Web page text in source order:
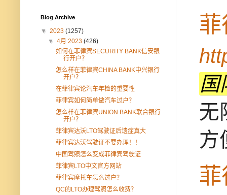
国
无
方
Blog Archive
▼ 2023 (1257)
▼4月 2023(426)
如何在菲律宾SECURITY BANK信安银
行开户？
怎么样在菲律宾CHINA BANK中兴银行
开户？
在菲律宾论汽车年检的重要性
菲律宾如何简单做汽车过户？
怎么样在菲律宾UNION BANK联合银行
开户？
菲律宾达沃LTO驾驶证后遗症真大
菲律宾达沃驾驶证不要办理！！
中国驾照怎么变成菲律宾驾驶证
菲律宾LTO中文官方网站
菲律宾摩托车怎么过户？
QC的LTO办理驾照怎么收费？